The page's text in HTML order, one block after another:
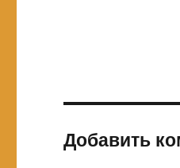
Добавить